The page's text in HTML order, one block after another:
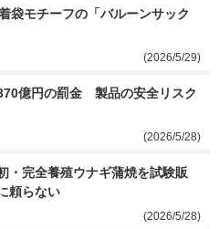
袋モチーフの「バルーンサック
(2026/5/29)
億円の罰金　製品の安全リスク
(2026/5/28)
・完全養殖ウナギ蒲焼を試験販
頼らない
(2026/5/28)